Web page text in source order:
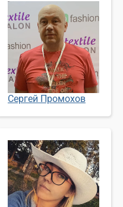
Сергей Промохов